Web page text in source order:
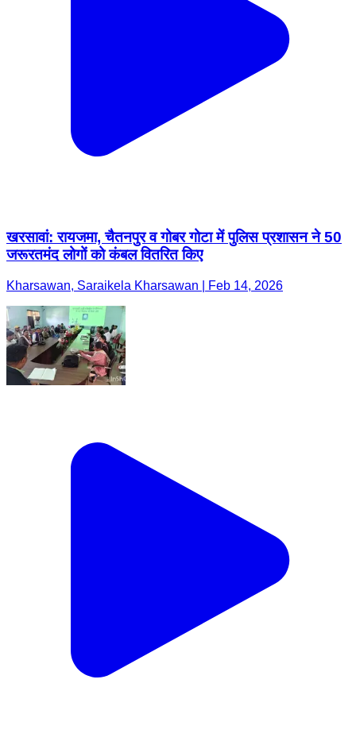
खरसावां: रायजमा, चैतनपुर व गोबर गोटा में पुलिस प्रशासन ने 50
जरूरतमंद लोगों को कंबल वितरित किए
Kharsawan, Saraikela Kharsawan | Feb 14, 2026